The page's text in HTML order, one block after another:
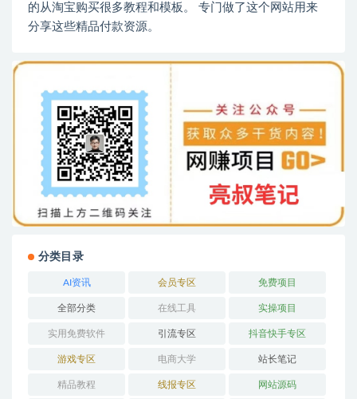
的从淘宝购买很多教程和模板。 专门做了这个网站用来
分享这些精品付款资源。
分类目录
AI资讯 会员专区 免费项目
全部分类 在线工具 实操项目
实用免费软件 引流专区 抖音快手专区
游戏专区 电商大学 站长笔记
精品教程 线报专区 网站源码